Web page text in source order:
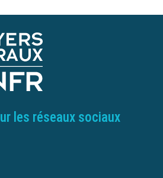
les réseaux sociaux